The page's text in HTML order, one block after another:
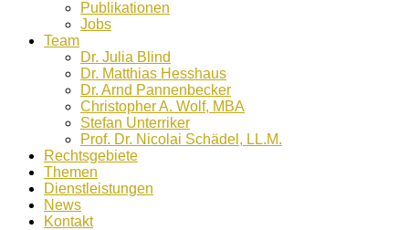
Publikationen
Jobs
Team
Dr. Julia Blind
Dr. Matthias Hesshaus
Dr. Arnd Pannenbecker
Christopher A. Wolf, MBA
Stefan Unterriker
Prof. Dr. Nicolai Schädel, LL.M.
Rechtsgebiete
Themen
Dienstleistungen
News
Kontakt